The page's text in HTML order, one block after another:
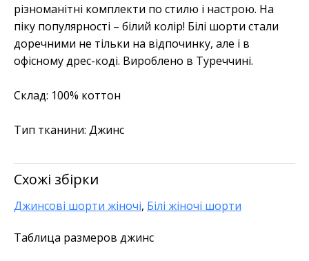
різноманітні комплекти по стилю і настрою. На
піку популярності – білий колір! Білі шорти стали
доречними не тільки на відпочинку, але і в
офісному дрес-коді. Вироблено в Туреччині.
Склад: 100% коттон
Тип тканини: Джинс
Схожі збірки
Джинсові шорти жіночі, Білі жіночі шорти
Таблица размеров джинс